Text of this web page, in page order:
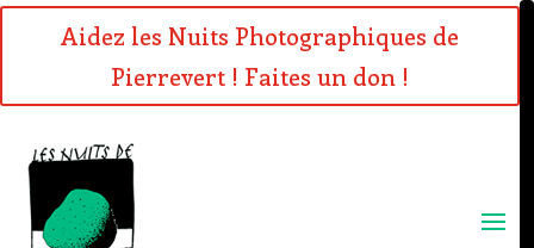
Aidez les Nuits Photographiques de
Pierrevert ! Faites un don !